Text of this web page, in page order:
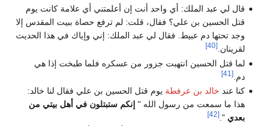
قال لي عبد الملك: أي واحد أنت إن أعلمتني أي علامة كانت يوم
قتل الحسين بن علي؟ فقال، قلت: لم ترفع حصاة ببيت المقدس إلا
وجد تحتها دم عبيط. فقال لي عبد الملك: إني وإياك في هذا الحديث
لقرينان.[40]
لما قتل الحسين انتهبت جزور من عسكره فلما طبخت إذا هي
دم.[41]
كنا عند خالد بن عرفطة يوم قتل الحسين بن علي فقال لنا خالد:
هذا ما سمعت من رسول الله " إنكم ستبتلون في أهل بيتي من
بعدي".
[42]